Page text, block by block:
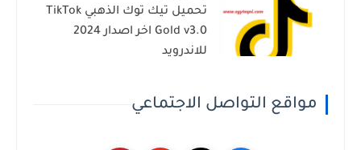
تحميل تيك توك الذهبي TikTok
Gold v3.0 اخر اصدار 2024
للاندرويد
مواقع التواصل الاجتماعي